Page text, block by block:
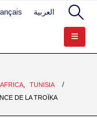
العربية
TUNISIA
DE LA TROÏKA